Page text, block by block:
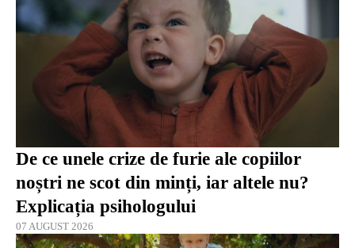
De ce unele crize de furie ale copiilor
noștri ne scot din minți, iar altele nu?
Explicația psihologului
07 AUGUST 2026